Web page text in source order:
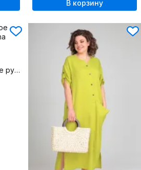
В корзину
Платье летнее деловое рубашка из текстиля